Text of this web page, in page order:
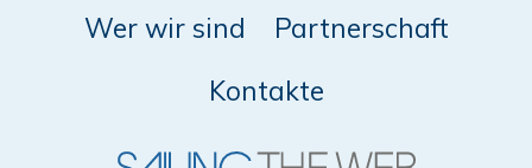
Wer wir sind
Partnerschaft
Kontakte